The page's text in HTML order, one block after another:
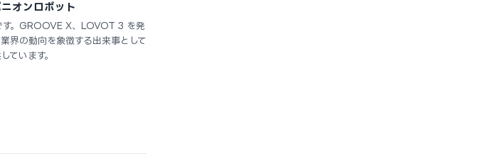
オンロボット
。GROOVE X、LOVOT 3 を発
界の動向を象徴する出来事として
ています。